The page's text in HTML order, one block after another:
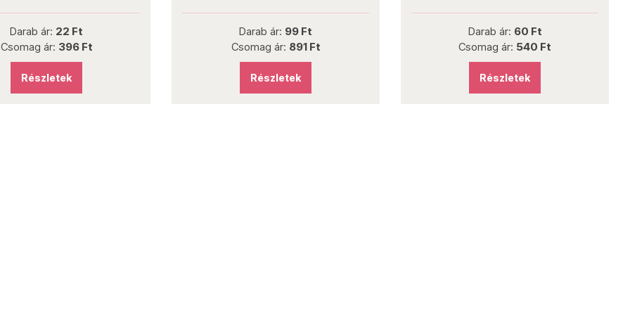
Darab ár: 22 Ft
Csomag ár: 396 Ft
Részletek
Darab ár: 99 Ft
Csomag ár: 891 Ft
Részletek
Darab ár: 60 Ft
Csomag ár: 540 Ft
Részletek